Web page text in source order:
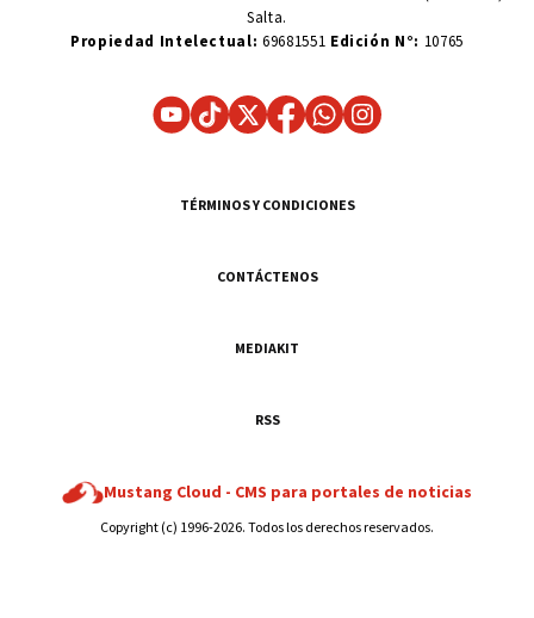
Salta.
Propiedad Intelectual: 69681551 Edición N°: 10765
TÉRMINOS Y CONDICIONES
CONTÁCTENOS
MEDIAKIT
RSS
Mustang Cloud - CMS para portales de noticias
Copyright (c) 1996-2026. Todos los derechos reservados.